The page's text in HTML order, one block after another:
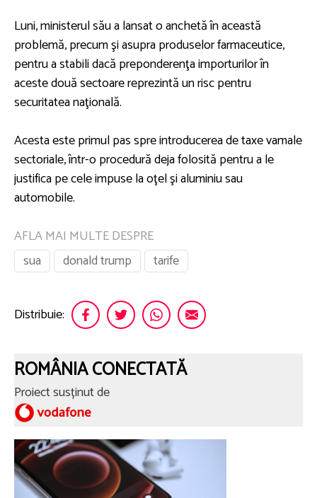
Luni, ministerul său a lansat o anchetă în această
problemă, precum şi asupra produselor farmaceutice,
pentru a stabili dacă preponderenţa importurilor în
aceste două sectoare reprezintă un risc pentru
securitatea naţională.
Acesta este primul pas spre introducerea de taxe vamale
sectoriale, într-o procedură deja folosită pentru a le
justifica pe cele impuse la oţel şi aluminiu sau
automobile.
AFLA MAI MULTE DESPRE
sua
donald trump tarife
Distribuie:
ROMÂNIA CONECTATĂ
Proiect susținut de